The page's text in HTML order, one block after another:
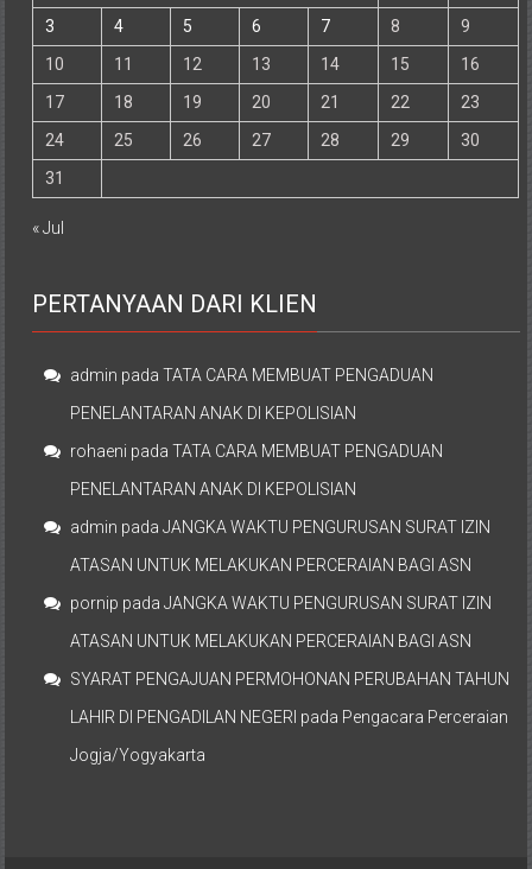
3
4 5 6 7 8
9
10
11 12 13 14 15
16
17
18 19 20 21 22
23
24
25 26 27 28 29
30
31
« Jul
PERTANYAAN DARI KLIEN
admin padaTATA CARA MEMBUAT PENGADUAN
PENELANTARAN ANAK DI KEPOLISIAN
rohaeni padaTATA CARA MEMBUAT PENGADUAN
PENELANTARAN ANAK DI KEPOLISIAN
admin padaJANGKA WAKTU PENGURUSAN SURAT IZIN
ATASAN UNTUK MELAKUKAN PERCERAIAN BAGI ASN
pornip padaJANGKA WAKTU PENGURUSAN SURAT IZIN
ATASAN UNTUK MELAKUKAN PERCERAIAN BAGI ASN
SYARAT PENGAJUAN PERMOHONAN PERUBAHAN TAHUN
LAHIR DI PENGADILAN NEGERI pada Pengacara Perceraian
Jogja/Yogyakarta